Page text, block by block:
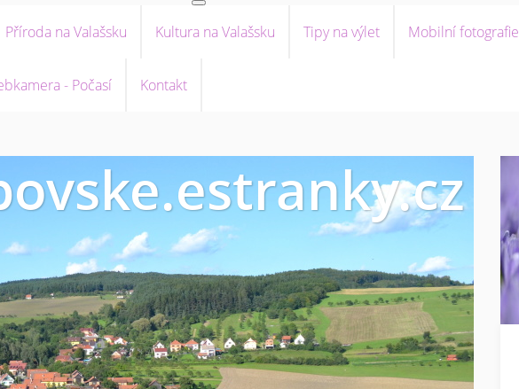
Příroda na Valašsku Kultura na Valašsku Tipy na výlet Mobilní fotografie
- Počasí Kontakt